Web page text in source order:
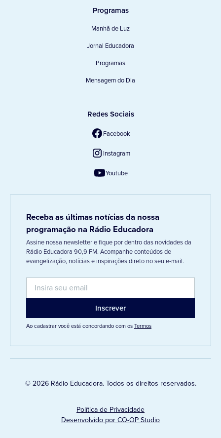
Programas
Manhã de Luz
Jornal Educadora
Programas
Mensagem do Dia
Redes Sociais
Facebook
Instagram
Youtube
Receba as últimas notícias da nossa
programação na Rádio Educadora
Assine nossa newsletter e fique por dentro das novidades da
Rádio Educadora 90,9 FM. Acompanhe conteúdos de
evangelização, notícias e inspirações direto no seu e-mail.
Ao cadastrar você está concordando com osTermos
© 2026 Rádio Educadora. Todos os direitos reservados.
Política de Privacidade
Desenvolvido por CO-OP Studio